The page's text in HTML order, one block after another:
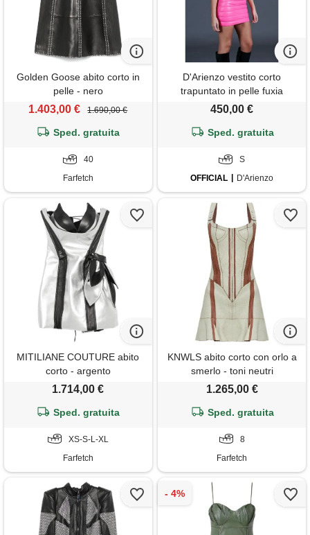
Golden Goose abito corto in
pelle - nero
1.403,00 € 1.690,00 €
Sped. gratuita
40
Farfetch
D'Arienzo vestito corto
trapuntato in pelle fuxia
D'Arienzo
450,00 €
Sped. gratuita
S
OFFICIAL
D'Arienzo
MITILIANE COUTURE abito
corto - argento
1.714,00 €
Sped. gratuita
XS-S-L-XL
Farfetch
KNWLS abito corto con orlo a
smerlo - toni neutri
1.265,00 €
Sped. gratuita
8
Farfetch